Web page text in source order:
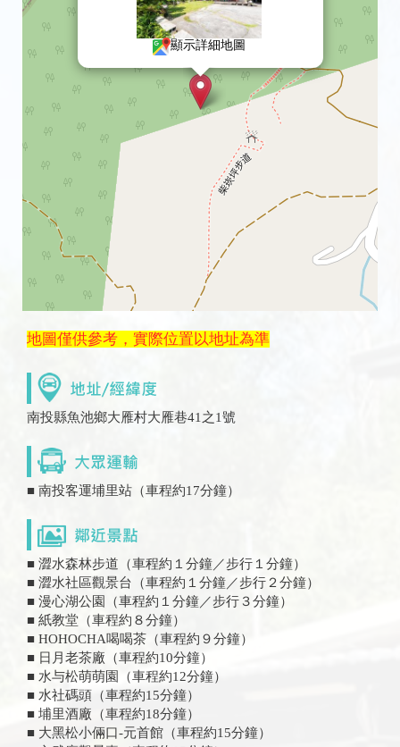
顯示詳細地圖
地圖僅供參考，實際位置以地址為準
南投縣魚池鄉大雁村大雁巷41之1號
■ 南投客運埔里站（車程約17分鐘）
■ 澀水森林步道（車程約１分鐘／步行１分鐘）
■ 澀水社區觀景台（車程約１分鐘／步行２分鐘）
■ 漫心湖公園（車程約１分鐘／步行３分鐘）
■ 紙教堂（車程約８分鐘）
■ HOHOCHA喝喝茶（車程約９分鐘）
■ 日月老茶廠（車程約10分鐘）
■ 水与松萌萌園（車程約12分鐘）
■ 水社碼頭（車程約15分鐘）
■ 埔里酒廠（車程約18分鐘）
■ 大黑松小倆口-元首館（車程約15分鐘）